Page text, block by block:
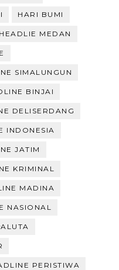
HARI BUMI
HEADLIE MEDAN
SIMALUNGUN
BINJAI
DELISERDANG
INDONESIA
JATIM
KRIMINAL
MADINA
NASIONAL
PERISTIWA